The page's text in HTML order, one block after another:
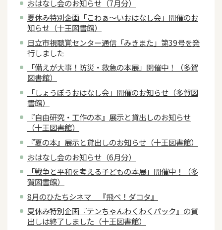
おはなし会のお知らせ（7月分）
夏休み特別企画「こわぁ～いおはなし会」開催のお
知らせ（十王図書館）
日立市視聴覚センター通信「みきまた」第39号を発
行しました
「備えが大事！防災・救急の本展」開催中！（多賀
図書館）
「しょうぼうおはなし会」開催のお知らせ（多賀図
書館）
『自由研究・工作の本』展示と貸出しのお知らせ
（十王図書館）
『夏の本』展示と貸出しのお知らせ（十王図書館）
おはなし会のお知らせ（6月分）
「戦争と平和を考える子どもの本展」開催中！（多
賀図書館）
8月のひたちシネマ 『飛べ！ダコタ』
夏休み特別企画『テンちゃんわくわくパック』の貸
出しは終了しました（十王図書館）